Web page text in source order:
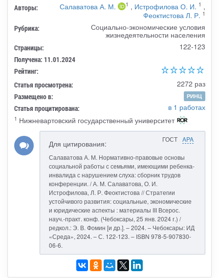
Авторы: Салаватова А. М. 1 , Истрофилова О. И. 1 ,
Феоктистова Л. Р. 1
Рубрика:
Социально-экономические условия
жизнедеятельности населения
Страницы: 122-123
Получена: 11.01.2024
Рейтинг:
Статья просмотрена:
2272 раз
Размещено в: РИНЦ
Статья процитирована: в 1 работах
1 Нижневартовский государственный университет
ГОСТ APA
Для цитирования:
Салаватова А. М. Нормативно-правовые основы
социальной работы с семьями, имеющими ребенка-
инвалида с нарушением слуха: сборник трудов
конференции. / А. М. Салаватова, О. И.
Истрофилова, Л. Р. Феоктистова // Стратегии
устойчивого развития: социальные, экономические
и юридические аспекты : материалы III Всерос.
науч.-практ. конф. (Чебоксары, 25 янв. 2024 г.) /
редкол.: Э. В. Фомин [и др.]. – 2024. – Чебоксары: ИД
«Среда», 2024. – С. 122-123. – ISBN 978-5-907830-
06-6.